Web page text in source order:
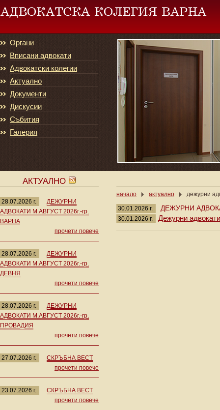
Органи
Вписани адвокати
Адвокатски колегии
Актуално
Документи
Дискусии
Събития
Галерия
АКТУАЛНО
28.07.2026 г.
ДЕЖУРНИ
АДВОКАТИ М.АВГУСТ 2026г.-гр.
ВАРНА
прочети повече
28.07.2026 г.
ДЕЖУРНИ
АДВОКАТИ М.АВГУСТ 2026г.-гр.
ДЕВНЯ
прочети повече
28.07.2026 г.
ДЕЖУРНИ
АДВОКАТИ М.АВГУСТ 2026г.-гр.
ПРОВАДИЯ
прочети повече
27.07.2026 г.
СКРЪБНА ВЕСТ
прочети повече
23.07.2026 г.
СКРЪБНА ВЕСТ
прочети повече
начало актуално дежурни
30.01.2026 г. ДЕЖУРНИ
30.01.2026 г. Дежурни